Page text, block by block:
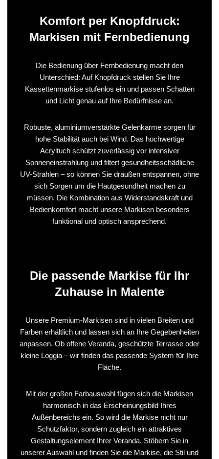
Komfort per Knopfdruck:
Markisen mit Fernbedienung
Die Bedienung über Fernbedienung macht den
Unterschied: Auf Knopfdruck stellen Sie Ihre
Kassettenmarkise stufenlos ein und passen Schatten
und Licht genau auf Ihre Bedürfnisse an.
Robuste, aluminiumverstärkte Gelenkarme sorgen für
hohe Stabilität auch bei Wind. Das hochwertige
Acryltuch schützt zuverlässig vor intensiver
Sonneneinstrahlung und filtert gesundheitsschädliche
UV-Strahlen – so können Sie draußen entspannen, ohne
sich Sorgen um die Hautgesundheit machen zu
müssen. Die Kombination aus Widerstandskraft und
Bedienkomfort macht unsere Markisen besonders
funktional und optisch ansprechend.
Die passende Markise für Ihr
Zuhause in Malente
Unsere Premium-Markisen sind in vielen Breiten und
Farben erhältlich und lassen sich an Ihre Gegebenheiten
anpassen. Ob offene Veranda, geschützte Terrasse oder
kleine Loggia – wir finden das passende System für Ihre
Fläche.
Mit der großen Farbauswahl fügen sich die Markisen
harmonisch in das Erscheinungsbild Ihres
Außenbereichs ein. So wird die Markise nicht nur
Schutzfaktor, sondern zugleich ein attraktives
Gestaltungselement Ihrer Veranda. Stöbern Sie in
unserer Auswahl und finden Sie die Markise, die Stil und